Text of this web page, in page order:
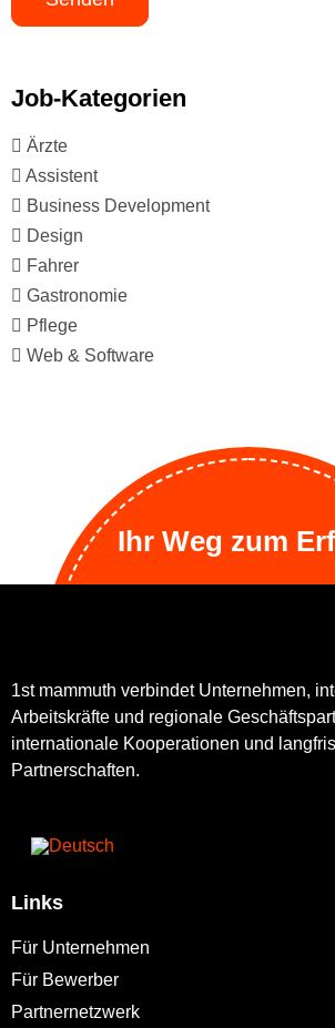
Job-Kategorien
Ärzte
Assistent
Business Development
Design
Fahrer
Gastronomie
Pflege
Web & Software
Ihr Weg zum
1st mammuth verbindet Unternehmen,
Arbeitskräfte und regionale
internationale Kooperationen und
Partnerschaften.
Links
Für Unternehmen
Für Bewerber
Partnernetzwerk